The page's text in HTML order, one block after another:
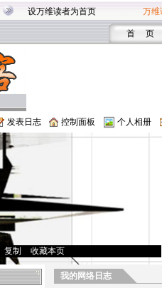
设万维读者为首页 万维
首 页
发表日志 控制面板 个人相册
复制 收藏本页
我的网络日志